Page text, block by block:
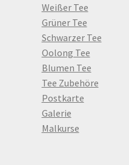
Weißer Tee
Grüner Tee
Schwarzer Tee
Oolong Tee
Blumen Tee
Tee Zubehöre
Postkarte
Galerie
Malkurse